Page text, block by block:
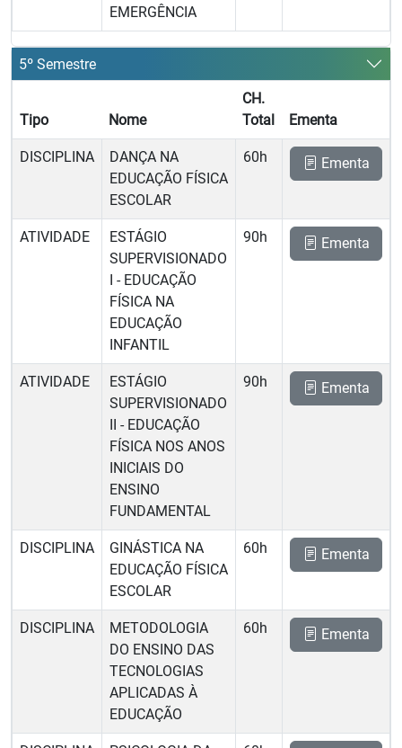
EMERGÊNCIA
5º Semestre
Tipo Nome
CH.
Total
Ementa
DISCIPLINA
DANÇA NA
EDUCAÇÃO FÍSICA
ESCOLAR
60h Ementa
ATIVIDADE
ESTÁGIO
SUPERVISIONADO
I - EDUCAÇÃO
FÍSICA NA
EDUCAÇÃO
INFANTIL
90h Ementa
ATIVIDADE
ESTÁGIO
SUPERVISIONADO
II - EDUCAÇÃO
FÍSICA NOS ANOS
INICIAIS DO
ENSINO
FUNDAMENTAL
90h Ementa
DISCIPLINA
GINÁSTICA NA
EDUCAÇÃO FÍSICA
ESCOLAR
60h Ementa
DISCIPLINA
METODOLOGIA
DO ENSINO DAS
TECNOLOGIAS
APLICADAS À
EDUCAÇÃO
60h Ementa